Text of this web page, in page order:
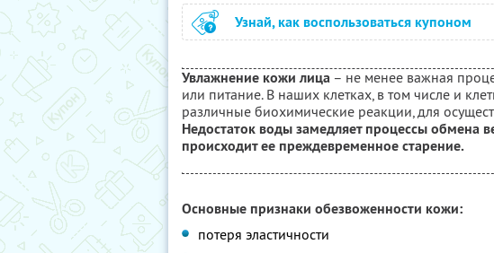
Узнай, как воспользоваться купоном
Увлажнение кожи лица – не менее важная
или питание. В наших клетках, в том числе и
различные биохимические реакции, для
Недостаток воды замедляет процессы обмена
происходит ее преждевременное старение.
Основные признаки обезвоженности кожи:
потеря эластичности